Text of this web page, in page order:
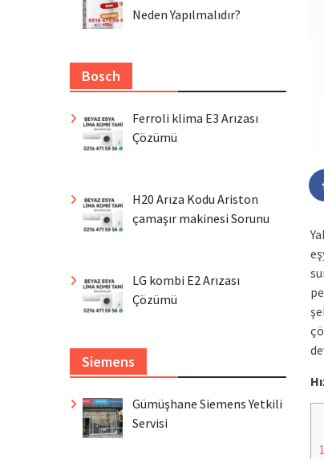
1
Neden Yapılmalıdır?
Bosch
Ferroli klima E3 Arızası
Çözümü
H20 Arıza Kodu Ariston
çamaşır makinesi Sorunu
LG kombi E2 Arızası
Çözümü
Siemens
Gümüşhane Siemens Yetkili
Servisi